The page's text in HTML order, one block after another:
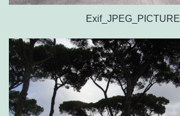
Exif_JPEG_PICTURE